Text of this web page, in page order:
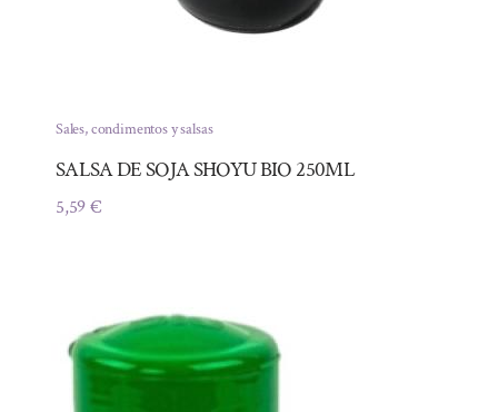
Sales, condimentos y salsas
SALSA DE SOJA SHOYU BIO 250ML
5,59€